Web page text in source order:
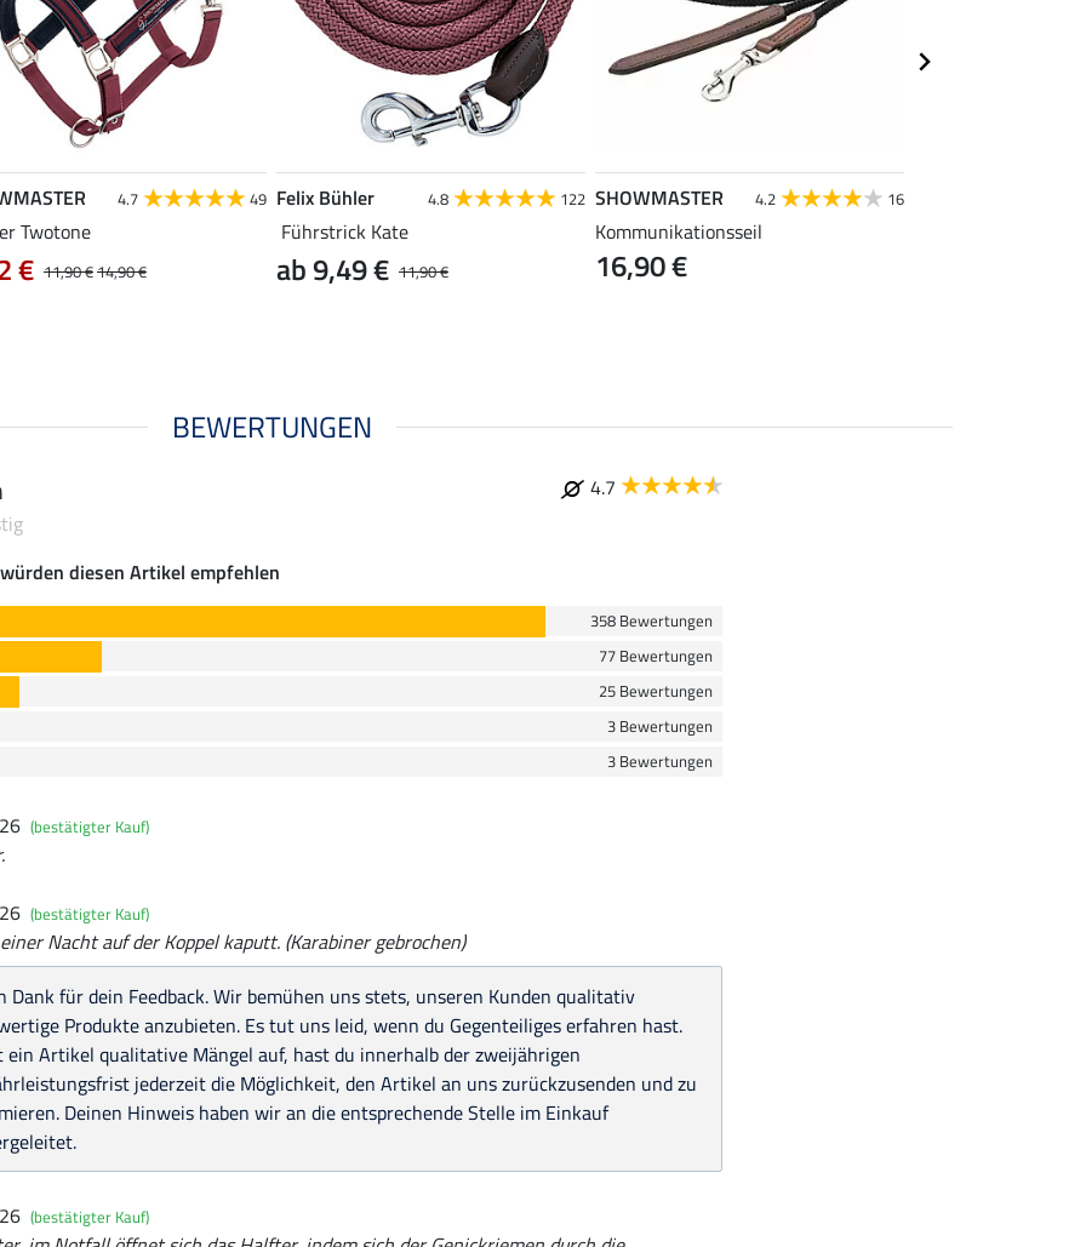
4.7 49
Twotone
11,90 €14,90 €
€
Felix Bühler 4.8 122
Führstrick Kate
11,90 €
ab 9,49 €
SHOWMASTER 4.2 16
Kommunikationsseil
16,90 €
BEWERTUNGEN
4.7
diesen Artikel empfehlen
358 Bewertungen
77 Bewertungen
25 Bewertungen
3 Bewertungen
3 Bewertungen
(bestätigter Kauf)
(bestätigter Kauf)
Nacht auf der Koppel kaputt. (Karabiner gebrochen)
Dank für dein Feedback. Wir bemühen uns stets, unseren Kunden qualitativ
Produkte anzubieten. Es tut uns leid, wenn du Gegenteiliges erfahren hast.
ein Artikel qualitative Mängel auf, hast du innerhalb der zweijährigen
jederzeit die Möglichkeit, den Artikel an uns zurückzusenden und zu
Deinen Hinweis haben wir an die entsprechende Stelle im Einkauf
(bestätigter Kauf)